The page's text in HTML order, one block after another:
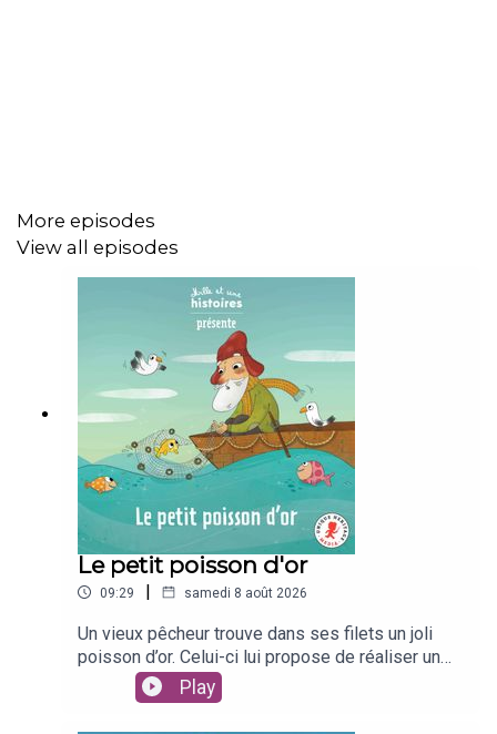
Auteur : Kéthévane Davrichewy
Illustré par Myriam Deru
Voix : Agathe Raymond Cahuzac
Musique, enregistrement & sound design : Léopold Roy
© Unique Heritage Media / La Maison du Podcast
More episodes
View all episodes
Le petit poisson d'or
09:29 | samedi 8 août 2026
Un vieux pêcheur trouve dans ses filets un joli
poisson d’or. Celui-ci lui propose de réaliser un
vœu. Mais quand le pêcheur parle à sa femme du
poisson magique, celle-ci fait caprice sur caprice
!Un texte de Karine-Marie AmiotIllustré par
Play